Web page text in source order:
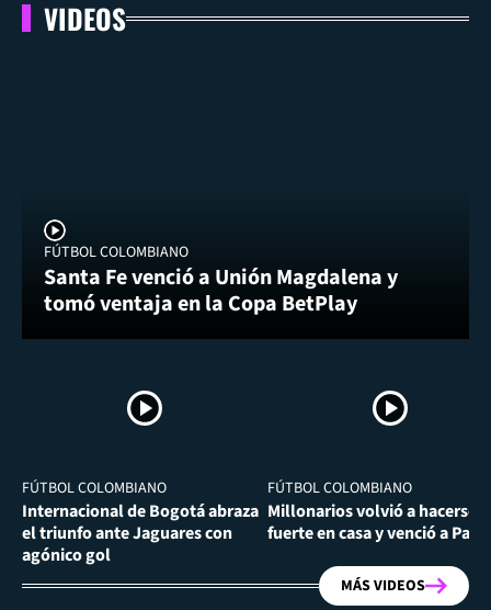
VIDEOS
FÚTBOL COLOMBIANO
Santa Fe venció a Unión Magdalena y
tomó ventaja en la Copa BetPlay
FÚTBOL COLOMBIANO
Internacional de Bogotá abraza
el triunfo ante Jaguares con
agónico gol
FÚTBOL COLOMBIANO
Millonarios volvió a hacerse
fuerte en casa y venció a
MÁS VIDEOS